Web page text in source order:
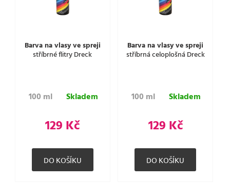
Barva na vlasy ve spreji
stříbrné flitry Dreck
100 ml Skladem
129 Kč
Barva na vlasy ve spreji
stříbrná celoplošná Dreck
100 ml Skladem
129 Kč